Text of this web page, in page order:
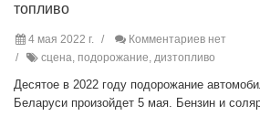
топливо
4 мая 2022 г.
Комментариев нет
сцена, подорожание, дизтопливо
Десятое в 2022 году подорожание
Беларуси произойдет 5 мая. Бензин и